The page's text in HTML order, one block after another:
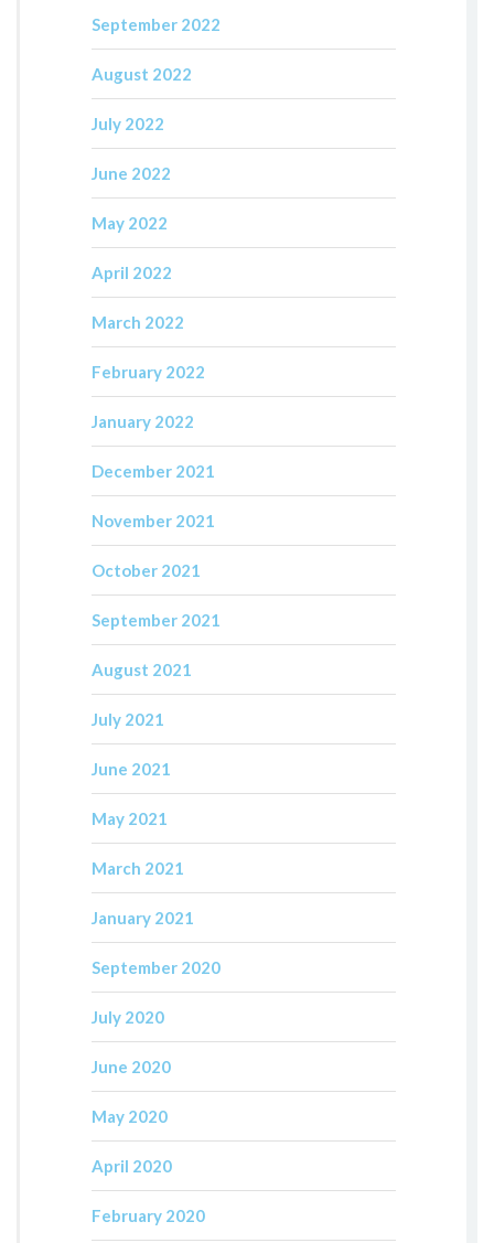
September 2022
August 2022
July 2022
June 2022
May 2022
April 2022
March 2022
February 2022
January 2022
December 2021
November 2021
October 2021
September 2021
August 2021
July 2021
June 2021
May 2021
March 2021
January 2021
September 2020
July 2020
June 2020
May 2020
April 2020
February 2020